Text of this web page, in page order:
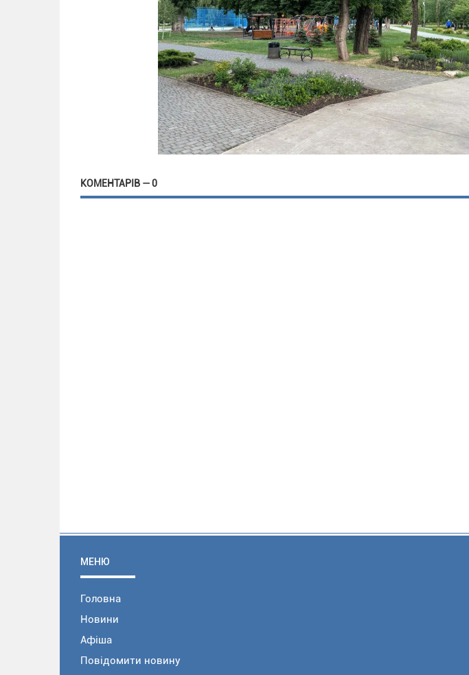
КОМЕНТАРІВ — 0
МЕНЮ
Головна
Новини
Афіша
Повідомити новину